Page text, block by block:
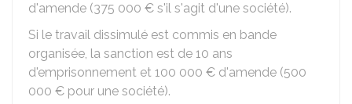
d'amende (375 000 € s'il s'agit d'une société).
Si le travail dissimulé est commis en bande
organisée, la sanction est de 10 ans
d'emprisonnement et 100 000 € d'amende (500
000 € pour une société).